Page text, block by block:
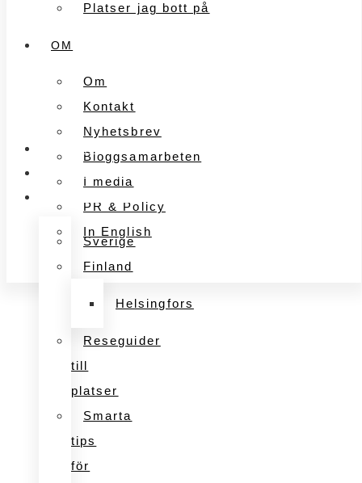
Platser jag bott på
OM
Om
Kontakt
Nyhetsbrev
Bloggsamarbeten
I media
PR & Policy
In English
Sverige
Finland
Helsingfors
Reseguider
till
platser
Smarta
tips
för